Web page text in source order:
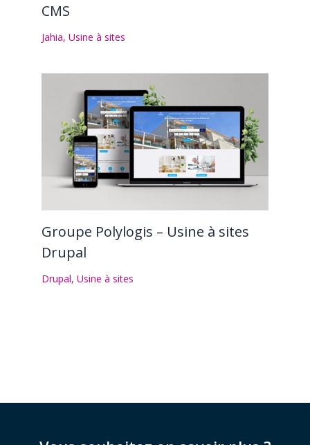
CMS
Jahia, Usine à sites
Groupe Polylogis – Usine à sites
Drupal
Drupal, Usine à sites